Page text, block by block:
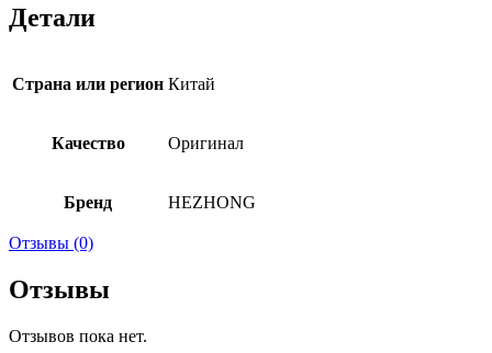
Детали
Страна или регион Китай
Качество Оригинал
Бренд HEZHONG
Отзывы (0)
Отзывы
Отзывов пока нет.